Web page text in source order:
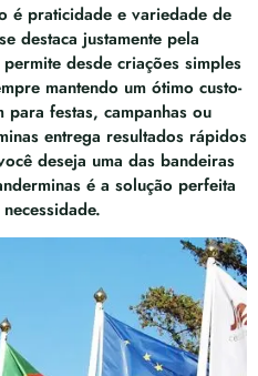
é praticidade e variedade de
destaca justamente pela
desde criações simples
mantendo um ótimo custo-
para festas, campanhas ou
entrega resultados rápidos
deseja uma das bandeiras
é a solução perfeita